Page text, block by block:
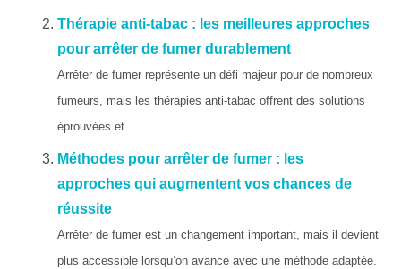
Thérapie anti-tabac : les meilleures approches
pour arrêter de fumer durablement
Arrêter de fumer représente un défi majeur pour de nombreux
fumeurs, mais les thérapies anti-tabac offrent des solutions
éprouvées et...
Méthodes pour arrêter de fumer : les
approches qui augmentent vos chances de
réussite
Arrêter de fumer est un changement important, mais il devient
plus accessible lorsqu’on avance avec une méthode adaptée.